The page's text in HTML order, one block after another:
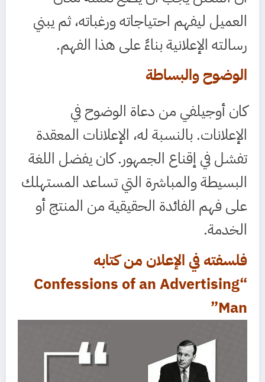
العميل ليفهم احتياجاته ورغباته، ثم يبني
رسالته الإعلانية بناءً على هذا الفهم.
الوضوح والبساطة
كان أوجيلفي من دعاة الوضوح في
الإعلانات. بالنسبة له، الإعلانات المعقدة
تفشل في إقناع الجمهور. كان يفضل اللغة
البسيطة والمباشرة التي تساعد المستهلك
على فهم الفائدة الحقيقية من المنتج أو
الخدمة.
فلسفته في الإعلان من كتابه
“Confessions of an Advertising
Man”